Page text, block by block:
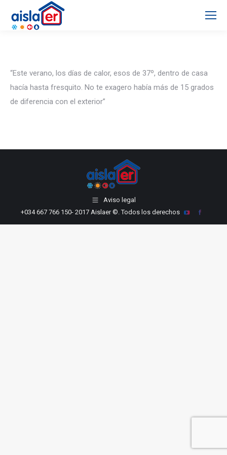
“Este verano, los días de calor, esos de 37º, dentro de casa
hacía hasta fresquito. No te exagero había más de 15 grados
de diferencia con el exterior”
Aviso legal
+034 667 766 150- 2017 Aislaer ©. Todos los derechos YouTubeFacebook